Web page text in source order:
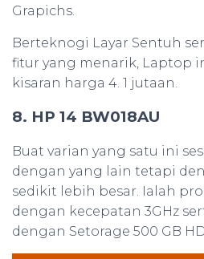
Grapichs.
Berteknogi Layar Sentuh
fitur yang menarik, Laptop
kisaran harga 4. 1 jutaan.
8. HP 14 BW018AU
Buat varian yang satu ini
dengan yang lain tetapi
sedikit lebih besar. Ialah
dengan kecepatan 3GHz
dengan Setorage 500 GB